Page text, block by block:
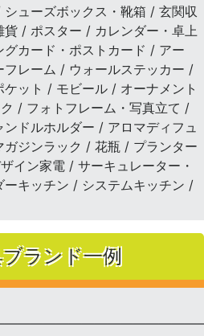
ューズボックス・靴箱 / 玄関収
/ ポスター / カレンダー・卓上
カード・ポストカード / アー
フレーム / ウォールステッカー /
ット / モビール / オーナメント
/ フォトフレーム・写真立て /
ドルホルダー / アロマディフュ
ジンラック / 花瓶 / プランター
イン家電 / サーキュレーター・
キッチン / システムキッチン /
ランド一例